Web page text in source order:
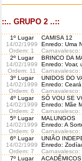
::.. GRUPO 2 ..::
1º Lugar
14/02/1999
Ordem: 1
CAMISA 12
Enredo: Uma
Carnavalesco:
2º Lugar
14/02/1999
Ordem: 11
BRINCO DA
Enredo: Voar,
3º Lugar
14/02/1999
Ordem: 6
UNIDOS DO
Enredo:
4º Lugar
14/02/1999
Ordem: 2
SÓ VOU SE
Enredo: Mãe
Carnavalesco:
5º Lugar
14/02/1999
Ordem: 9
MALUNGOS
Enredo: A
6º Lugar
14/02/1999
Ordem: 7
UNIÃO
Enredo:
7º Lugar